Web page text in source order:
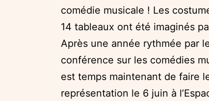
comédie musicale ! Les
14 tableaux ont été imaginés
Après une année rythmée par
conférence sur les comédies
est temps maintenant de faire
représentation le 6 juin à